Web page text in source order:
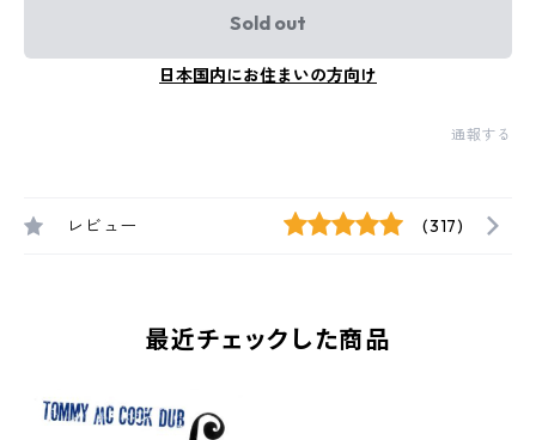
Sold out
日本国内にお住まいの方向け
通報する
レビュー (317)
最近チェックした商品